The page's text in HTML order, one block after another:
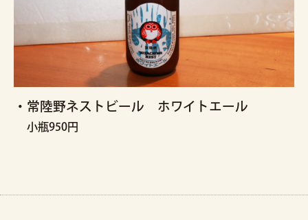
・常陸野ネストビール ホワイトエール
小瓶950円